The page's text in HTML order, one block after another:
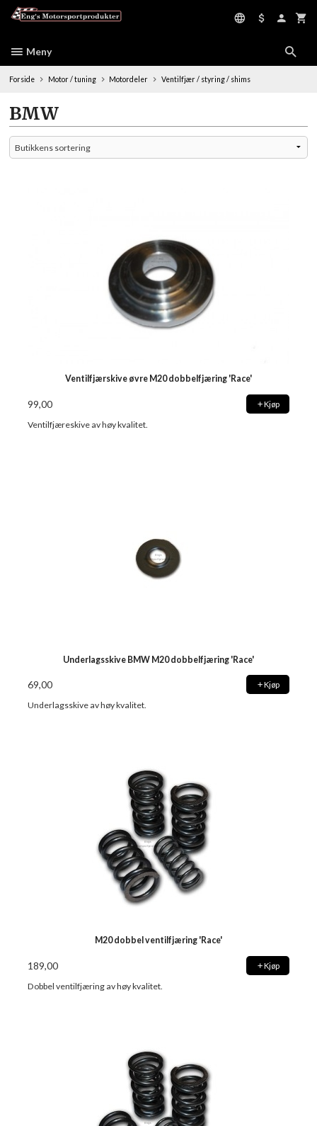
Meny
Forside Motor / tuning Motordeler Ventilfjær / styring / shims
BMW
Ventilfjærskive øvre M20 dobbelfjæring 'Race'
99,00 Kjøp
Ventilfjæreskive av høy kvalitet.
Underlagsskive BMW M20 dobbelfjæring 'Race'
69,00 Kjøp
Underlagsskive av høy kvalitet.
M20 dobbel ventilfjæring 'Race'
189,00 Kjøp
Dobbel ventilfjæring av høy kvalitet.